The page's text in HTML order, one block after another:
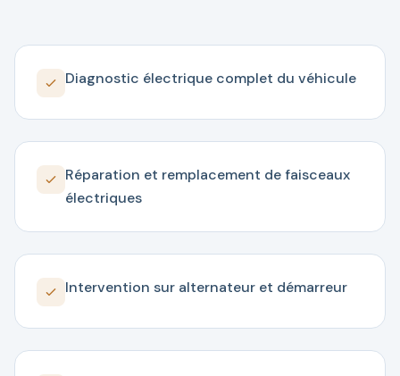
Diagnostic électrique complet du véhicule
Réparation et remplacement de faisceaux
électriques
Intervention sur alternateur et démarreur